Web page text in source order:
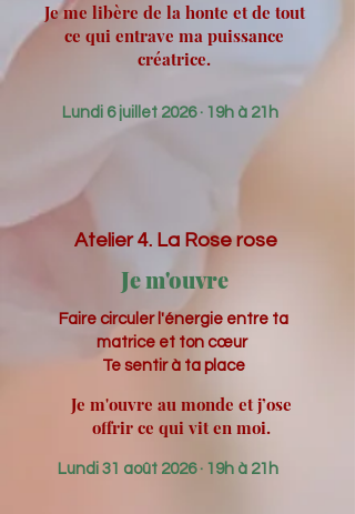
Je me libère de la honte et de tout
ce qui entrave ma puissance
créatrice.
Lundi 6 juillet 2026 · 19h à 21h
Atelier 4. La Rose rose
Je m'ouvre
Faire circuler l'énergie entre ta
matrice et ton cœur
Te sentir à ta place
Je m'ouvre au monde et j’ose
offrir ce qui vit en moi.
Lundi 31 août 2026 · 19h à 21h